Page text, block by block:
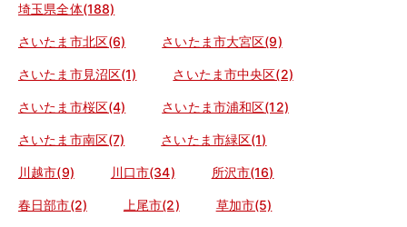
埼玉県全体(188)
さいたま市北区(6) さいたま市大宮区(9)
さいたま市見沼区(1) さいたま市中央区(2)
さいたま市桜区(4) さいたま市浦和区(12)
さいたま市南区(7) さいたま市緑区(1)
川越市(9) 川口市(34) 所沢市(16)
春日部市(2) 上尾市(2) 草加市(5)